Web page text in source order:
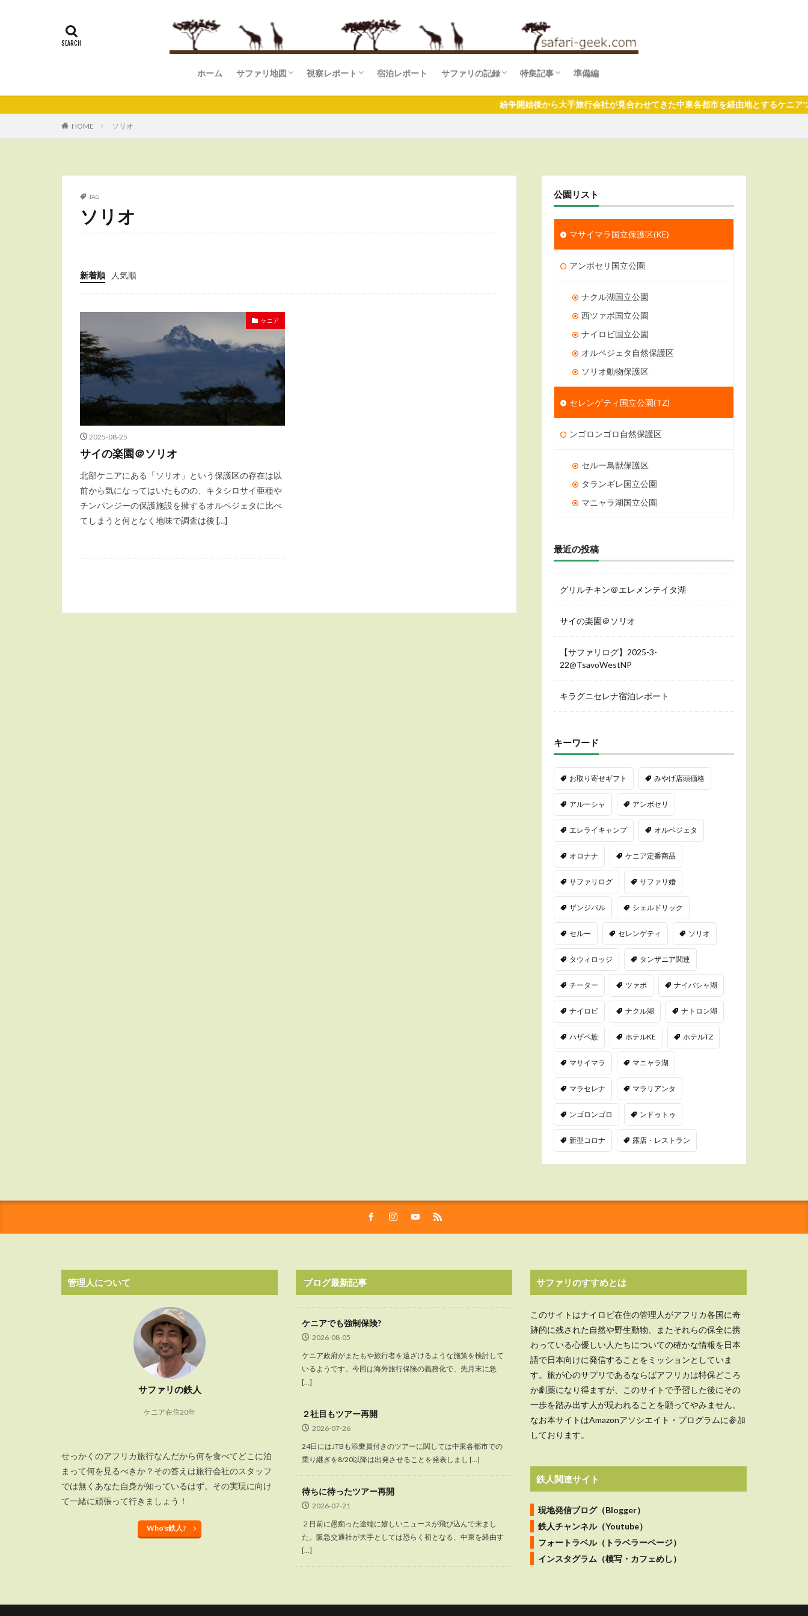
ホーム サファリ地図
マサイマラ国立保護区(KE)
アンボセリ国立公園
ナクル湖国立公園
セレンゲティ国立公園(TZ)
ンゴロンゴロ自然保護区
マニャラ湖国立公園
タランギレ国立公園
視察レポート
ケニア
タンザニア
ザンジバル
東アフリカ
南部アフリカ
宿泊レポート サファリの記録
サファリログ一覧
特集記事
サファリめし
サファリ婚
サファリみやげ
準備編
紛争開始後から大手旅行会社が見合わせてきた中東各都市を経由地とするケニアツアーは
HOME ソリオ
TAG
ソリオ
新着順 人気順
ケニア
2025-08-25
サイの楽園＠ソリオ
北部ケニアにある「ソリオ」という保護区の存在は以
前から気になってはいたものの、キタシロサイ亜種や
チンパンジーの保護施設を擁するオルペジェタに比べ
てしまうと何となく地味で調査は後 […]
公園リスト
マサイマラ国立保護区(KE)
アンボセリ国立公園
ナクル湖国立公園
西ツァボ国立公園
ナイロビ国立公園
オルペジェタ自然保護区
ソリオ動物保護区
セレンゲティ国立公園(TZ)
ンゴロンゴロ自然保護区
セルー鳥獣保護区
タランギレ国立公園
マニャラ湖国立公園
最近の投稿
グリルチキン＠エレメンテイタ湖
サイの楽園＠ソリオ
【サファリログ】2025-3-
22@TsavoWestNP
キラグニセレナ宿泊レポート
キーワード
お取り寄せギフト みやげ店頭価格
アルーシャ アンボセリ
エレライキャンプ オルペジェタ
オロナナ ケニア定番商品
サファリログ サファリ婚
ザンジバル シェルドリック
セルー セレンゲティ ソリオ
タウィロッジ タンザニア関連
チーター ツァボ ナイバシャ湖
ナイロビ ナクル湖 ナトロン湖
ハザベ族 ホテルKE ホテルTZ
マサイマラ マニャラ湖
マラセレナ マラリアンタ
ンゴロンゴロ ンドゥトゥ
新型コロナ 露店・レストラン
管理人について
サファリの鉄人
ケニア在住20年
せっかくのアフリカ旅行なんだから何を食べてどこに泊
まって何を見るべきか？その答えは旅行会社のスタッフ
では無くあなた自身が知っているはず。その実現に向け
て一緒に頑張って行きましょう！
Who's鉄人?
ブログ最新記事
ケニアでも強制保険?
2026-08-05
ケニア政府がまたもや旅行者を遠ざけるような施策を検討して
いるようです。今回は海外旅行保険の義務化で、先月末に急
[…]
２社目もツアー再開
2026-07-26
24日にはJTBも添乗員付きのツアーに関しては中東各都市での
乗り継ぎを8/20以降は出発させることを発表しまし […]
待ちに待ったツアー再開
2026-07-21
２日前に愚痴った途端に嬉しいニュースが飛び込んで来まし
た。阪急交通社が大手としては恐らく初となる、中東を経由す
[…]
サファリのすすめとは
このサイトはナイロビ在住の管理人がアフリカ各国に奇
跡的に残された自然や野生動物、またそれらの保全に携
わっている心優しい人たちについての確かな情報を日本
語で日本向けに発信することをミッションとしていま
す。旅が心のサプリであるならばアフリカは特保どころ
か劇薬になり得ますが、このサイトで予習した後にその
一歩を踏み出す人が現われることを願ってやみません。
なお本サイトはAmazonアソシエイト・プログラムに参加
しております。
鉄人関連サイト
現地発信ブログ（Blogger）
鉄人チャンネル（Youtube）
フォートラベル（トラベラーページ）
インスタグラム（模写・カフェめし）